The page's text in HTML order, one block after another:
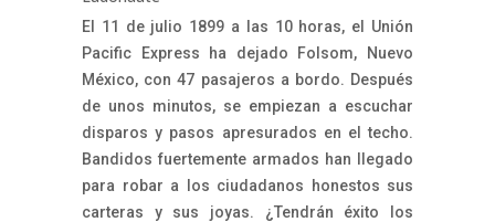
El 11 de julio 1899 a las 10 horas, el Unión
Pacific Express ha dejado Folsom, Nuevo
México, con 47 pasajeros a bordo. Después
de unos minutos, se empiezan a escuchar
disparos y pasos apresurados en el techo.
Bandidos fuertemente armados han llegado
para robar a los ciudadanos honestos sus
carteras y sus joyas. ¿Tendrán éxito los